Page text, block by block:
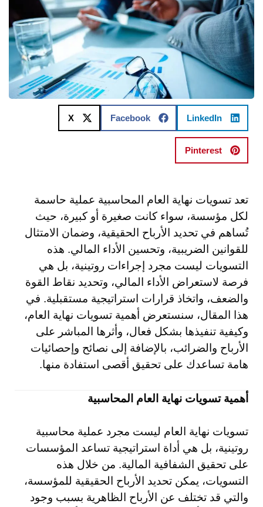
LinkedIn
Facebook
X
Pinterest
تعد تسويات نهاية العام المحاسبية عملية حاسمة
لكل مؤسسة، سواء كانت صغيرة أو كبيرة، حيث
تُساهم في تحديد الأرباح الحقيقية، وضمان الامتثال
للقوانين الضريبية، وتحسين الأداء المالي. هذه
التسويات ليست مجرد إجراءات روتينية، بل هي
فرصة لاستعراض الأداء المالي، وتحديد نقاط القوة
والضعف، واتخاذ قرارات استراتيجية مستقبلية. في
هذا المقال، سنستعرض أهمية تسويات نهاية العام،
وكيفية تنفيذها بشكل فعال، وأثرها المباشر على
الأرباح والضرائب، بالإضافة إلى نصائح وإحصائيات
هامة تساعدك على تحقيق أقصى استفادة منها.
أهمية تسويات نهاية العام المحاسبية
تسويات نهاية العام ليست مجرد عملية محاسبية
روتينية، بل هي أداة استراتيجية تساعد المؤسسات
على تحقيق الشفافية المالية. من خلال هذه
التسويات، يمكن تحديد الأرباح الحقيقية للمؤسسة،
والتي قد تختلف عن الأرباح الظاهرية بسبب وجود